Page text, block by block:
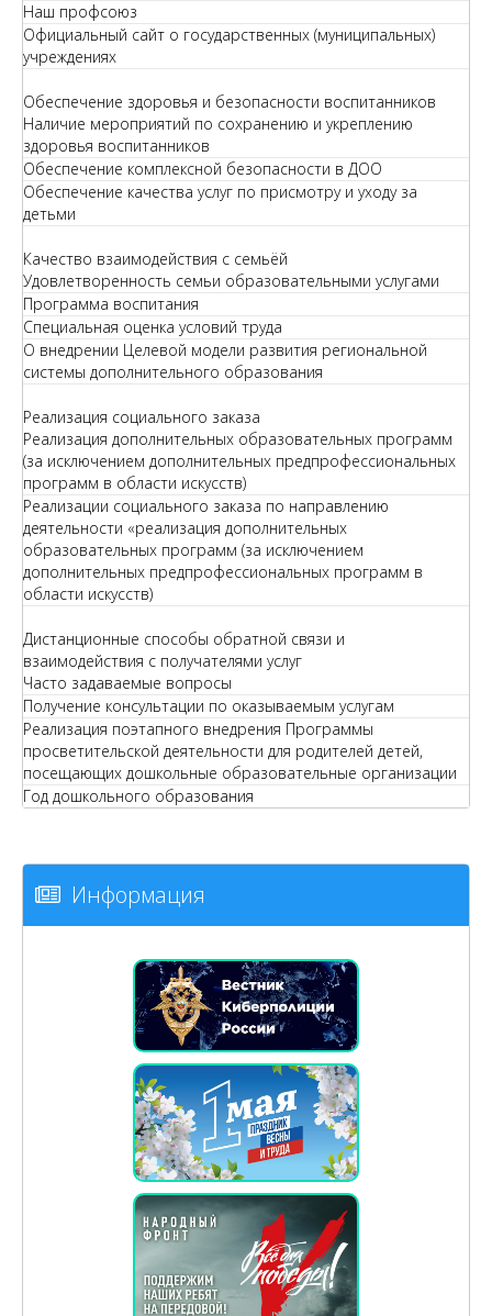
Наш профсоюз
Официальный сайт о государственных (муниципальных)
учреждениях
Обеспечение здоровья и безопасности воспитанников
Наличие мероприятий по сохранению и укреплению
здоровья воспитанников
Обеспечение комплексной безопасности в ДОО
Обеспечение качества услуг по присмотру и уходу за
детьми
Качество взаимодействия с семьёй
Удовлетворенность семьи образовательными услугами
Программа воспитания
Специальная оценка условий труда
О внедрении Целевой модели развития региональной
системы дополнительного образования
Реализация социального заказа
Реализация дополнительных образовательных программ
(за исключением дополнительных предпрофессиональных
программ в области искусств)
Реализации социального заказа по направлению
деятельности «реализация дополнительных
образовательных программ (за исключением
дополнительных предпрофессиональных программ в
области искусств)
Дистанционные способы обратной связи и
взаимодействия с получателями услуг
Часто задаваемые вопросы
Получение консультации по оказываемым услугам
Реализация поэтапного внедрения Программы
просветительской деятельности для родителей детей,
посещающих дошкольные образовательные организации
Год дошкольного образования
Информация